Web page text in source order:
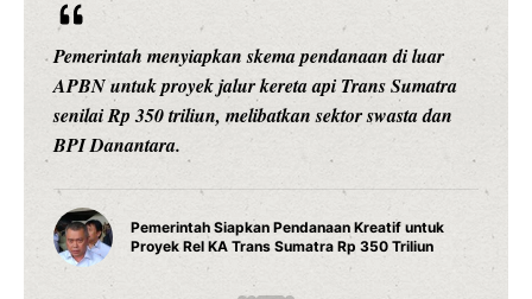
di luar
Trans Sumatra
swasta dan
Kreatif untuk
Rp 350 Triliun
Ariston Indonesia meluncurkan
pintar dengan konektivitas Wi-Fi,
presisi 1 derajat Celsius, dan
daya tahan maksimal.
Water Heater Pintar Andris
Fitur Wi-Fi dan Efisiensi
Modern